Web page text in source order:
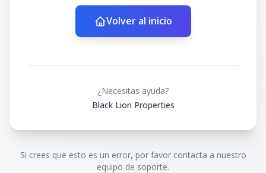
Volver al inicio
¿Necesitas ayuda?
Black Lion Properties
Si crees que esto es un error, por favor contacta a nuestro
equipo de soporte.